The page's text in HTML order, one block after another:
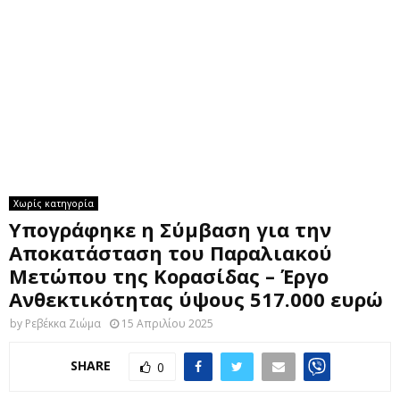
Χωρίς κατηγορία
Υπογράφηκε η Σύμβαση για την
Αποκατάσταση του Παραλιακού
Μετώπου της Κορασίδας – Έργο
Ανθεκτικότητας ύψους 517.000 ευρώ
by Ρεβέκκα Ζιώμα 15 Απριλίου 2025
SHARE 0